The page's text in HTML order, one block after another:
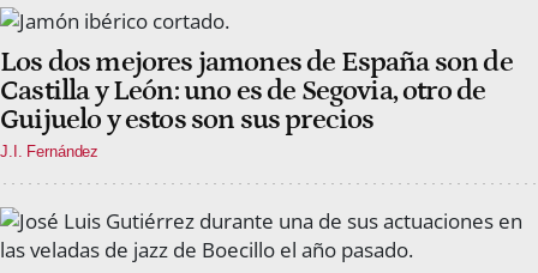
Los dos mejores jamones de España son de
Castilla y León: uno es de Segovia, otro de
Guijuelo y estos son sus precios
J.I. Fernández